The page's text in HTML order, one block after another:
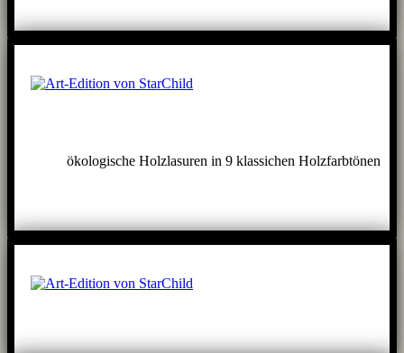
ökologische Holzlasuren in 9 klassichen Holzfarbtönen